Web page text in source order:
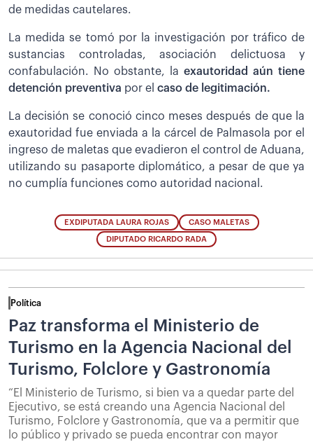
de medidas cautelares.
La medida se tomó por la investigación por tráfico de
sustancias controladas, asociación delictuosa y
confabulación. No obstante, la exautoridad aún tiene
detención preventiva por el caso de legitimación.
La decisión se conoció cinco meses después de que la
exautoridad fue enviada a la cárcel de Palmasola por el
ingreso de maletas que evadieron el control de Aduana,
utilizando su pasaporte diplomático, a pesar de que ya
no cumplía funciones como autoridad nacional.
EXDIPUTADA LAURA ROJAS CASO MALETAS
DIPUTADO RICARDO RADA
Política
Paz transforma el Ministerio de
Turismo en la Agencia Nacional del
Turismo, Folclore y Gastronomía
“El Ministerio de Turismo, si bien va a quedar parte del
Ejecutivo, se está creando una Agencia Nacional del
Turismo, Folclore y Gastronomía, que va a permitir que
lo público y privado se pueda encontrar con mayor